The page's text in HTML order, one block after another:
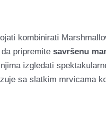
kombinirati
pripremite savršenu
izgledati
sa slatkim mrvicama